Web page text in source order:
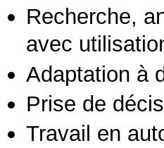
Recherche,
avec
Adaptation à
Prise de
Travail en